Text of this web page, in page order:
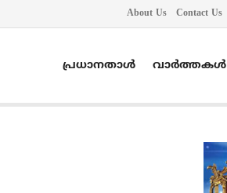
About Us Contact Us
പ്രധാനതാൾ വാർത്തകൾ